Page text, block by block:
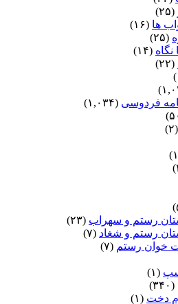
(۲۵)
ها (۱۶)
(۲۵)
نگاه (۱۴)
(۲۲)
فردوسی (۱,۰۳۴)
(۲)
رستم و سهراب (۲۳)
رستم و شغاد (۷)
خوان رستم‏ (۷)
(۱)
(۳۴۰)
دخت (۱)